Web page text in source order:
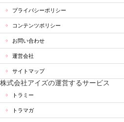
プライバシーポリシー
コンテンツポリシー
お問い合わせ
運営会社
サイトマップ
株式会社アイズの運営するサービス
トラミー
トラマガ